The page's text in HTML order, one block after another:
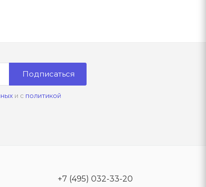
Подписаться
и с политикой
+7 (495) 032-33-20